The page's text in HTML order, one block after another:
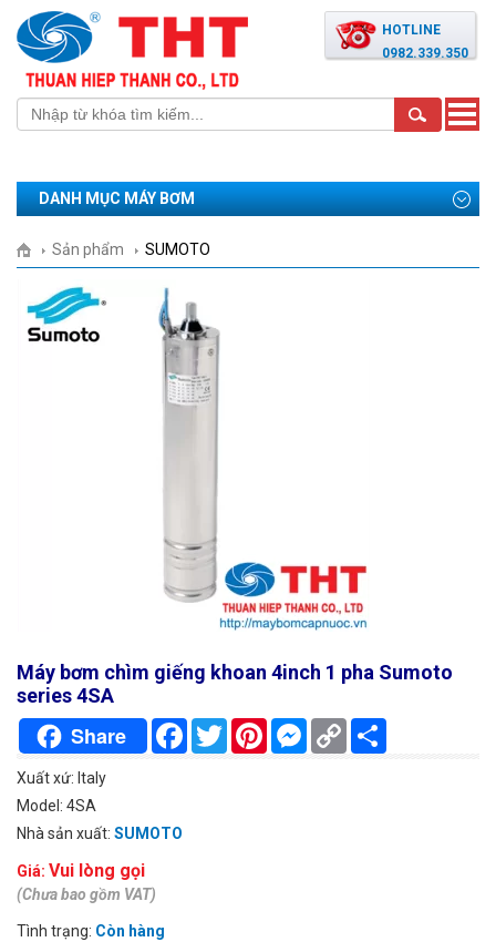
HOTLINE
0982.339.350
Toggle
DANH MỤC MÁY BƠM
Sản phẩm SUMOTO
Máy bơm chìm giếng khoan 4inch 1 pha Sumoto
series 4SA
Share FacebookTwitterPinterestMessenger
Copy
Link
Xuất xứ: Italy
Model: 4SA
Nhà sản xuất: SUMOTO
Giá: Vui lòng gọi
(Chưa bao gồm VAT)
Tình trạng: Còn hàng